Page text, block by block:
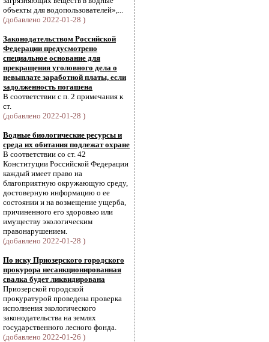
объекты для водопользователей»,...
(добавлено 2022-01-28 )
Законодательством Российской
Федерации предусмотрено
специальное основание для
прекращения уголовного дела о
невыплате заработной платы, если
задолженность погашена
В соответствии с п. 2 примечания к
ст.
(добавлено 2022-01-28 )
Водные биологические ресурсы и
среда их обитания подлежат охране
В соответствии со ст. 42
Конституции Российской Федерации
каждый имеет право на
благоприятную окружающую среду,
достоверную информацию о ее
состоянии и на возмещение ущерба,
причиненного его здоровью или
имуществу экологическим
правонарушением.
(добавлено 2022-01-28 )
По иску Приозерского городского
прокурора несанкционированная
свалка будет ликвидирована
Приозерской городской
прокуратурой проведена проверка
исполнения экологического
законодательства на землях
государственного лесного фонда.
(добавлено 2022-01-26 )